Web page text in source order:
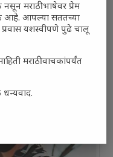
मराठी भाषेवर प्रेम
आहे. आपल्या सततच्या
यशस्वीपणे पुढे चालू
मराठी वाचकांपर्यंत
धन्यवाद.